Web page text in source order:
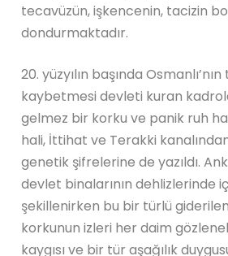
tecavüzün, işkencenin, tacizin
dondurmaktadır.
20. yüzyılın başında
kaybetmesi devleti kuran
gelmez bir korku ve panik ruh
hali, İttihat ve Terakki
genetik şifrelerine de yazıldı.
devlet binalarının dehlizlerinde
şekillenirken bu bir türlü
korkunun izleri her daim
kaygısı ve bir tür aşağılık